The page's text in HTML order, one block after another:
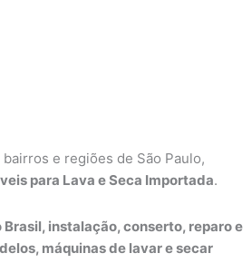
e regiões de São Paulo,
para Lava e Seca Importada.
instalação, conserto, reparo e
máquinas de lavar e secar